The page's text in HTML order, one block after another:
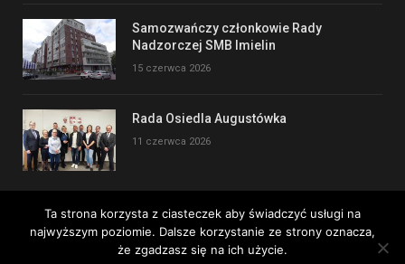
Samozwańczy członkowie Rady
Nadzorczej SMB Imielin
15 czerwca 2026
Rada Osiedla Augustówka
11 czerwca 2026
Copyright © 2017
Ta strona korzysta z ciasteczek aby świadczyć usługi na
najwyższym poziomie. Dalsze korzystanie ze strony oznacza,
że zgadzasz się na ich użycie.